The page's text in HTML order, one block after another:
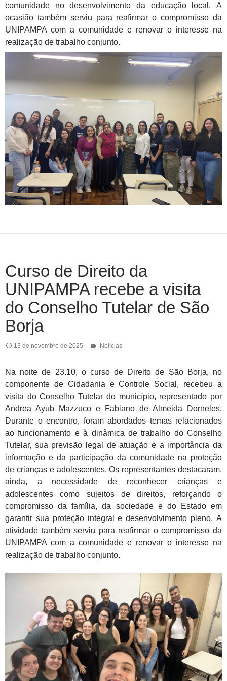
comunidade no desenvolvimento da educação local .A
ocasião também serviu para reafirmar o compromisso da
UNIPAMPA com a comunidade e renovar o interesse na
realização de trabalho conjunto.
Curso de Direito da
UNIPAMPA recebe a visita
do Conselho Tutelar de São
Borja
13 de novembro de 2025 Notícias
Na noite de 23.10, o curso de Direito de São Borja, no
componente de Cidadania e Controle Social, recebeu a
visita do Conselho Tutelar do município, representado por
Andrea Ayub Mazzuco e Fabiano de Almeida Dorneles.
Durante o encontro, foram abordados temas relacionados
ao funcionamento e à dinâmica de trabalho do Conselho
Tutelar, sua previsão legal de atuação e a importância da
informação e da participação da comunidade na proteção
de crianças e adolescentes. Os representantes destacaram,
ainda, a necessidade de reconhecer crianças e
adolescentes como sujeitos de direitos, reforçando o
compromisso da família, da sociedade e do Estado em
garantir sua proteção integral e desenvolvimento pleno. A
atividade também serviu para reafirmar o compromisso da
UNIPAMPA com a comunidade e renovar o interesse na
realização de trabalho conjunto.